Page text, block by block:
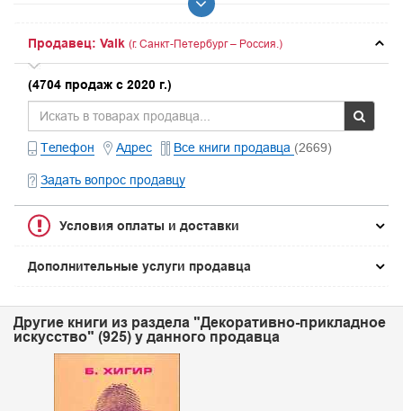
Продавец: Valk (г. Санкт-Петербург – Россия.)
(4704 продаж с 2020 г.)
Телефон Адрес Все книги продавца (2669)
Задать вопрос продавцу
Условия оплаты и доставки
Дополнительные услуги продавца
Другие книги из раздела "Декоративно-прикладное
искусство" (925) у данного продавца